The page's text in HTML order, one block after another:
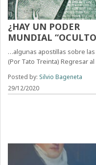
¿HAY UN PODER
MUNDIAL
…algunas apostillas sobre
(Por Tato Treinta) Regresar
Posted by: Silvio Bageneta
29/12/2020